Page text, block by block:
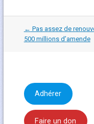
Navigation
dans
les
← Pas assez de
500 millions d’amende
Adhérer
Faire un don